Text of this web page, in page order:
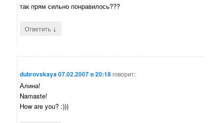
так прям сильно понравилось???
Ответить ↓
dubrovskaya 07.02.2007 в 20:18говорит:
Алина!
Namaste!
How are you? :)))